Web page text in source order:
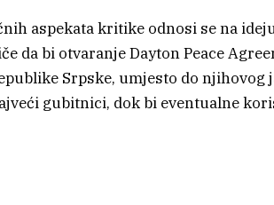
aspekata kritike odnosi se na
da bi otvaranje Dayton Peace
Srpske, umjesto do njihovog
gubitnici, dok bi eventualne